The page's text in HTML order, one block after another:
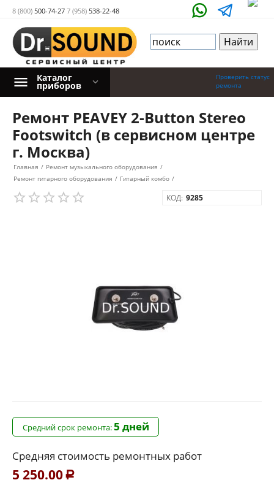
8 (800) 500-74-27 7 (958) 538-22-48
Проверить статус
ремонта
Каталог
приборов
Ремонт PEAVEY 2-Button Stereo
Footswitch (в сервисном центре
г. Москва)
Главная / Ремонт музыкального оборудования /
Ремонт гитарного оборудования / Гитарный комбо /
КОД: 9285
Средний срок ремонта:5 дней
Средняя стоимость ремонтных работ
5 250.00 Р